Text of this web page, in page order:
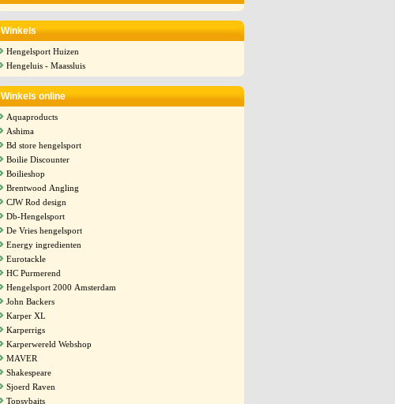
Winkels
Hengelsport Huizen
Hengeluis - Maassluis
Winkels online
Aquaproducts
Ashima
Bd store hengelsport
Boilie Discounter
Boilieshop
Brentwood Angling
CJW Rod design
Db-Hengelsport
De Vries hengelsport
Energy ingredienten
Eurotackle
HC Purmerend
Hengelsport 2000 Amsterdam
John Backers
Karper XL
Karperrigs
Karperwereld Webshop
MAVER
Shakespeare
Sjoerd Raven
Topsybaits